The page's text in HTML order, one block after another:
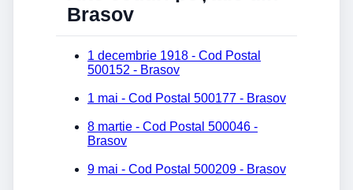
Brasov
1 decembrie 1918 - Cod Postal
500152 - Brasov
1 mai - Cod Postal 500177 - Brasov
8 martie - Cod Postal 500046 -
Brasov
9 mai - Cod Postal 500209 - Brasov